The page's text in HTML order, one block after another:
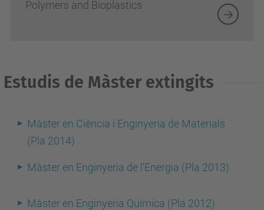
Polymers and Bioplastics
Estudis de Màster extingits
Màster en Ciència i Enginyeria de Materials
(Pla 2014)
Màster en Enginyeria de l'Energia (Pla 2013)
Màster en Enginyeria Química (Pla 2012)